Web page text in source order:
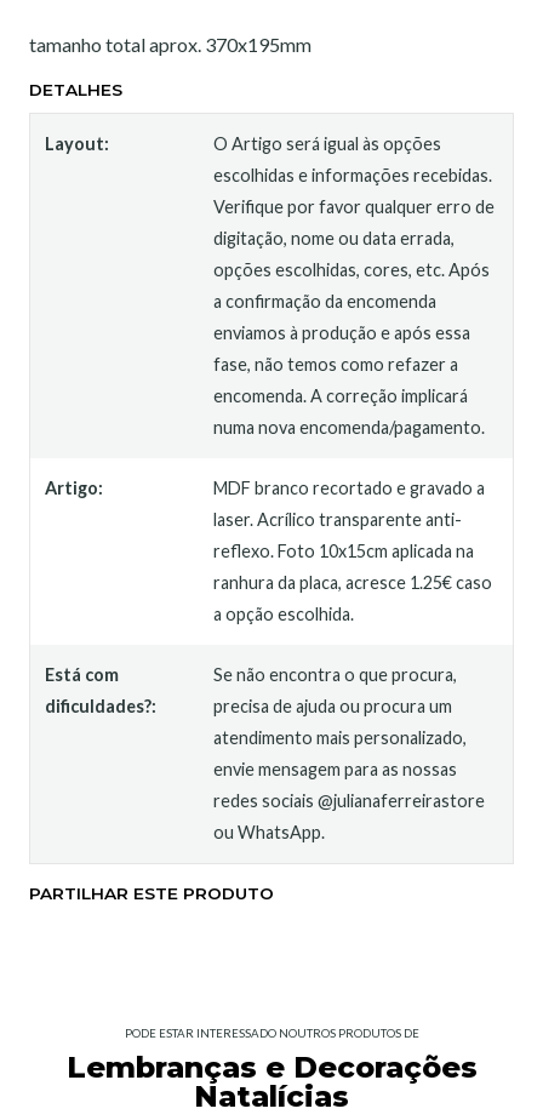
tamanho total aprox. 370x195mm
DETALHES
Layout:
O Artigo será igual às opções
escolhidas e informações recebidas.
Verifique por favor qualquer erro de
digitação, nome ou data errada,
opções escolhidas, cores, etc. Após
a confirmação da encomenda
enviamos à produção e após essa
fase, não temos como refazer a
encomenda. A correção implicará
numa nova encomenda/pagamento.
Artigo:
MDF branco recortado e gravado a
laser. Acrílico transparente anti-
reflexo. Foto 10x15cm aplicada na
ranhura da placa, acresce 1.25€ caso
a opção escolhida.
Está com
dificuldades?:
Se não encontra o que procura,
precisa de ajuda ou procura um
atendimento mais personalizado,
envie mensagem para as nossas
redes sociais @julianaferreirastore
ou WhatsApp.
PARTILHAR ESTE PRODUTO
PODE ESTAR INTERESSADO NOUTROS PRODUTOS DE
Lembranças e Decorações
Natalícias